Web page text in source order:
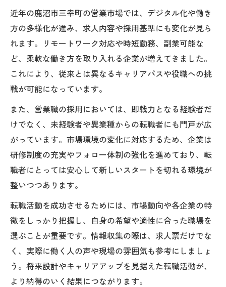
近年の鹿沼市三幸町の営業市場では、デジタル化や働き
方の多様化が進み、求人内容や採用基準にも変化が見ら
れます。リモートワーク対応や時短勤務、副業可能な
ど、柔軟な働き方を取り入れる企業が増えてきました。
これにより、従来とは異なるキャリアパスや役職への挑
戦が可能になっています。
また、営業職の採用においては、即戦力となる経験者だ
けでなく、未経験者や異業種からの転職者にも門戸が広
がっています。市場環境の変化に対応するため、企業は
研修制度の充実やフォロー体制の強化を進めており、転
職者にとっては安心して新しいスタートを切れる環境が
整いつつあります。
転職活動を成功させるためには、市場動向や各企業の特
徴をしっかり把握し、自身の希望や適性に合った職場を
選ぶことが重要です。情報収集の際は、求人票だけでな
く、実際に働く人の声や現場の雰囲気も参考にしましょ
う。将来設計やキャリアアップを見据えた転職活動が、
より納得のいく結果につながります。